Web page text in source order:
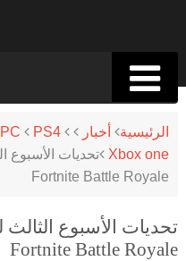
الرئيسية أخبار PC
PS4
Xbox one
تحديات الأسبوع
Fortnite Battle Royale
تحديات الأسبوع
Fortnite Battle Royale